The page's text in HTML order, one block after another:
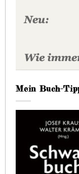
Mein Buch-